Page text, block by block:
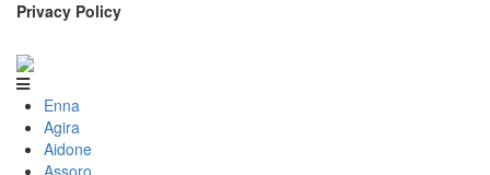
Privacy Policy
Enna
Agira
Aidone
Assoro